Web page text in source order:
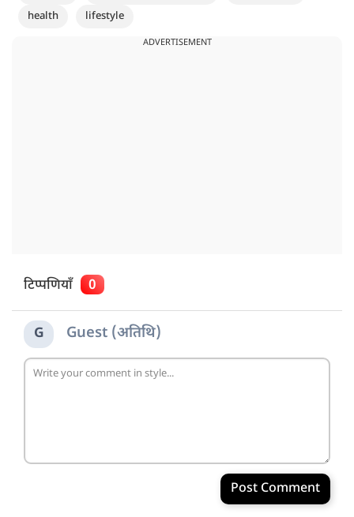
health
lifestyle
ADVERTISEMENT
टिप्पणियाँ 0
G Guest (अतिथि)
Post Comment